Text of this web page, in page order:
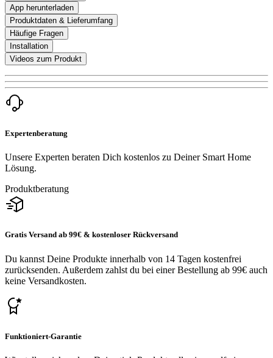
App herunterladen
Produktdaten & Lieferumfang
Häufige Fragen
Installation
Videos zum Produkt
Expertenberatung
Unsere Experten beraten Dich kostenlos zu Deiner Smart Home
Lösung.
Produktberatung
Gratis Versand ab 99€ & kostenloser Rückversand
Du kannst Deine Produkte innerhalb von 14 Tagen kostenfrei
zurücksenden. Außerdem zahlst du bei einer Bestellung ab 99€ auch
keine Versandkosten.
Funktioniert-Garantie